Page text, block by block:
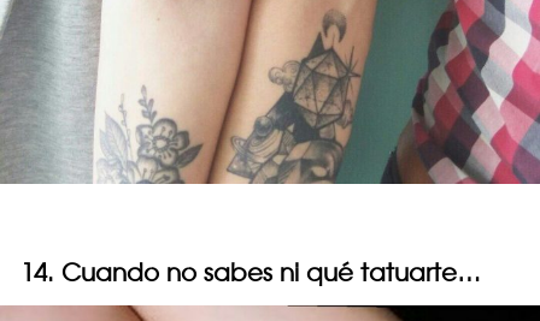
14. Cuando no sabes ni qué tatuarte…